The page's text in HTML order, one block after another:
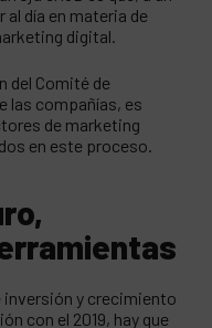
al día en materia de
digital.
del Comité de
las compañías, es
de marketing
en este proceso.
inversión y crecimiento
con el 2019, hay que